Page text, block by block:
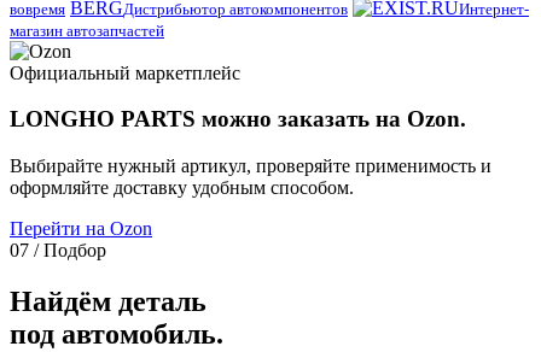
вовремя BERGДистрибьютор автокомпонентов
Интернет-
магазин автозапчастей
Официальный маркетплейс
LONGHO PARTS можно заказать на Ozon.
Выбирайте нужный артикул, проверяйте применимость и
оформляйте доставку удобным способом.
Перейти на Ozon
07 / Подбор
Найдём деталь
под автомобиль.